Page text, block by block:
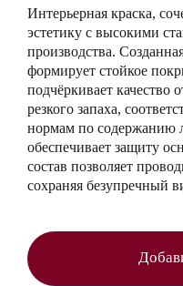
Интерьерная краска,
эстетику с высокими
производства.
формирует стойкое
подчёркивает качество
резкого запаха,
нормам по содержанию
обеспечивает защиту
состав позволяет
сохраняя безупречный